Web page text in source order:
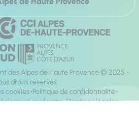
des Alpes de Haute Provence © 2025 -
droits réservés
cookies Politique de confidentialité
conforme Mentions légales